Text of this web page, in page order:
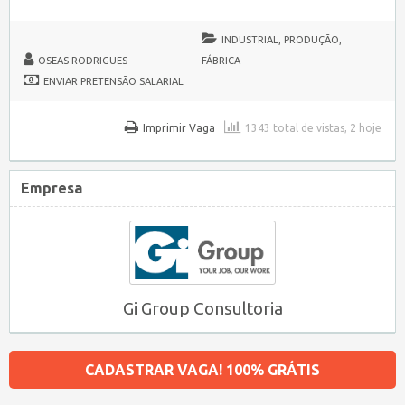
OSEAS RODRIGUES
INDUSTRIAL, PRODUÇÃO,
FÁBRICA
ENVIAR PRETENSÃO SALARIAL
1343 total de vistas, 2 hoje
Imprimir Vaga
Empresa
Gi Group Consultoria
CADASTRAR VAGA! 100% GRÁTIS